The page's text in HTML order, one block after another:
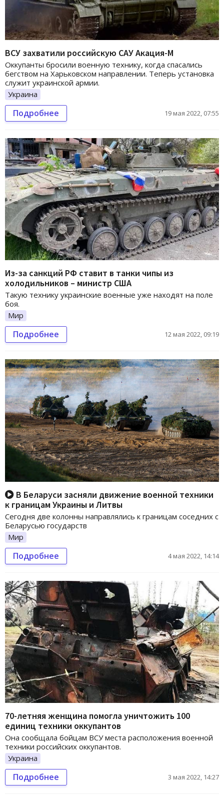
ВСУ захватили российскую САУ Акация-М
Оккупанты бросили военную технику, когда спасались
бегством на Харьковском направлении. Теперь установка
служит украинской армии.
Украина
Подробнее 19 мая 2022, 07:55
Из-за санкций РФ ставит в танки чипы из
холодильников – министр США
Такую технику украинские военные уже находят на поле
боя.
Мир
Подробнее 12 мая 2022, 09:19
В Беларуси засняли движение военной техники
к границам Украины и Литвы
Сегодня две колонны направлялись к границам соседних с
Беларусью государств
Мир
Подробнее 4 мая 2022, 14:14
70-летняя женщина помогла уничтожить 100
единиц техники оккупантов
Она сообщала бойцам ВСУ места расположения военной
техники российских оккупантов.
Украина
Подробнее 3 мая 2022, 14:27